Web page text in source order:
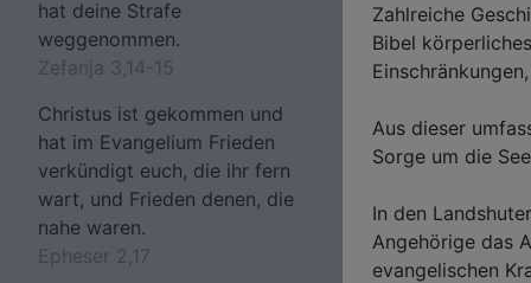
hat deine Strafe
weggenommen.
Zefanja 3,14-15
Christus ist gekommen und
hat im Evangelium Frieden
verkündigt euch, die ihr fern
wart, und Frieden denen, die
nahe waren.
Epheser 2,17
Zahlreiche
Bibel
Aus dieser
Sorge um die
In den
Angehörige das
evangelischen